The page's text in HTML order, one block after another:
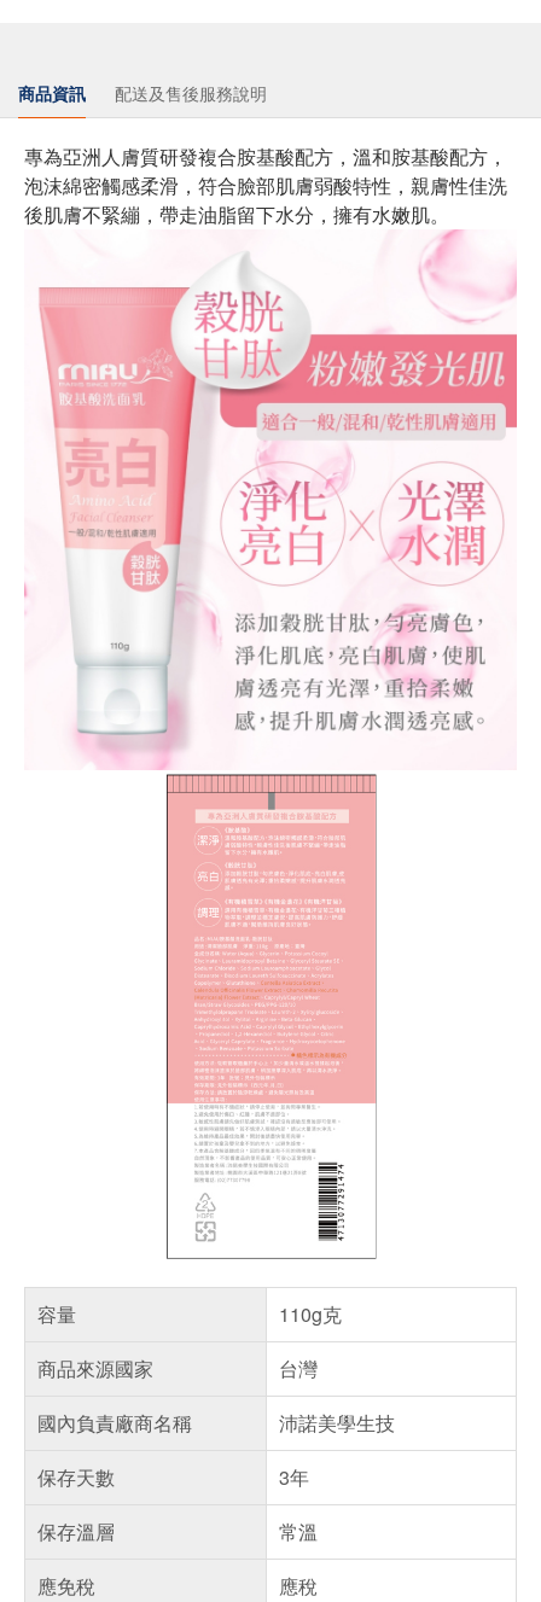
商品資訊 配送及售後服務說明
專為亞洲人膚質研發複合胺基酸配方，溫和胺基酸配方，
泡沫綿密觸感柔滑，符合臉部肌膚弱酸特性，親膚性佳洗
後肌膚不緊繃，帶走油脂留下水分，擁有水嫩肌。
容量
110g克
商品來源國家
台灣
國內負責廠商名稱
沛諾美學生技
保存天數
3年
保存溫層
常溫
應免稅
應稅